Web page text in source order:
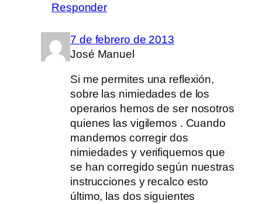
Responder
7 de febrero de 2013
José Manuel
Si me permites una reflexión,
sobre las nimiedades de los
operarios hemos de ser nosotros
quienes las vigilemos . Cuando
mandemos corregir dos
nimiedades y verifiquemos que
se han corregido según nuestras
instrucciones y recalco esto
último, las dos siguientes